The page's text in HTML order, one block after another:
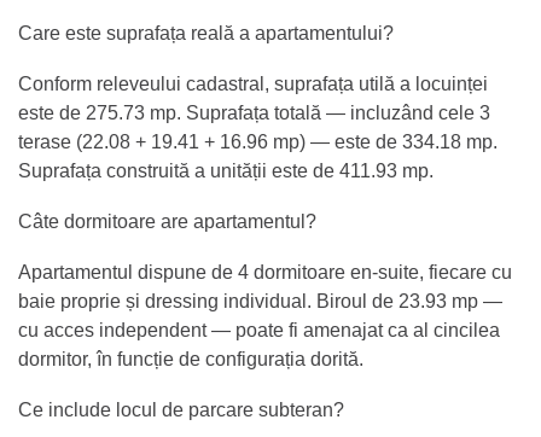
Care este suprafața reală a apartamentului?
Conform releveului cadastral, suprafața utilă a locuinței
este de 275.73 mp. Suprafața totală — incluzând cele 3
terase (22.08 + 19.41 + 16.96 mp) — este de 334.18 mp.
Suprafața construită a unității este de 411.93 mp.
Câte dormitoare are apartamentul?
Apartamentul dispune de 4 dormitoare en-suite, fiecare cu
baie proprie și dressing individual. Biroul de 23.93 mp —
cu acces independent — poate fi amenajat ca al cincilea
dormitor, în funcție de configurația dorită.
Ce include locul de parcare subteran?